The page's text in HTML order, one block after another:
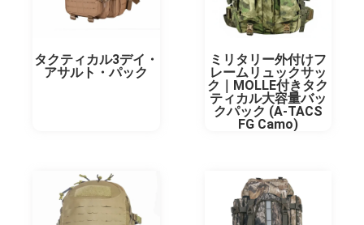
タクティカル3デイ・
アサルト・パック
ミリタリー外付けフ
レームリュックサッ
ク｜MOLLE付きタク
ティカル大容量バッ
クパック (A-TACS
FG Camo)